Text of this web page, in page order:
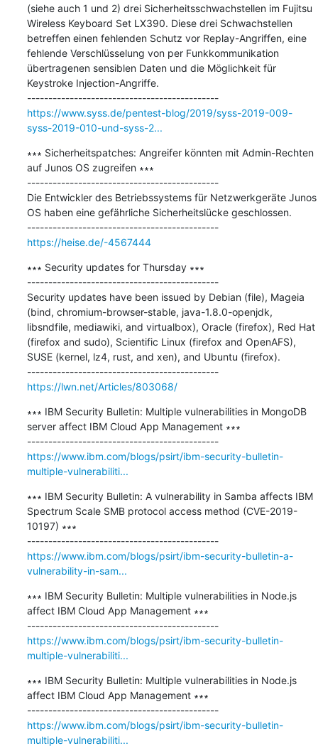
(siehe auch 1 und 2) drei Sicherheitsschwachstellen im Fujitsu
Wireless Keyboard Set LX390. Diese drei Schwachstellen
betreffen einen fehlenden Schutz vor Replay-Angriffen, eine
fehlende Verschlüsselung von per Funkkommunikation
übertragenen sensiblen Daten und die Möglichkeit für
Keystroke Injection-Angriffe.
---------------------------------------------
https://www.syss.de/pentest-blog/2019/syss-2019-009-
syss-2019-010-und-syss-2...
∗∗∗ Sicherheitspatches: Angreifer könnten mit Admin-Rechten
auf Junos OS zugreifen ∗∗∗
---------------------------------------------
Die Entwickler des Betriebssystems für Netzwerkgeräte Junos
OS haben eine gefährliche Sicherheitslücke geschlossen.
---------------------------------------------
https://heise.de/-4567444
∗∗∗ Security updates for Thursday ∗∗∗
---------------------------------------------
Security updates have been issued by Debian (file), Mageia
(bind, chromium-browser-stable, java-1.8.0-openjdk,
libsndfile, mediawiki, and virtualbox), Oracle (firefox), Red Hat
(firefox and sudo), Scientific Linux (firefox and OpenAFS),
SUSE (kernel, lz4, rust, and xen), and Ubuntu (firefox).
---------------------------------------------
https://lwn.net/Articles/803068/
∗∗∗ IBM Security Bulletin: Multiple vulnerabilities in MongoDB
server affect IBM Cloud App Management ∗∗∗
---------------------------------------------
https://www.ibm.com/blogs/psirt/ibm-security-bulletin-
multiple-vulnerabiliti...
∗∗∗ IBM Security Bulletin: A vulnerability in Samba affects IBM
Spectrum Scale SMB protocol access method (CVE-2019-
10197) ∗∗∗
---------------------------------------------
https://www.ibm.com/blogs/psirt/ibm-security-bulletin-a-
vulnerability-in-sam...
∗∗∗ IBM Security Bulletin: Multiple vulnerabilities in Node.js
affect IBM Cloud App Management ∗∗∗
---------------------------------------------
https://www.ibm.com/blogs/psirt/ibm-security-bulletin-
multiple-vulnerabiliti...
∗∗∗ IBM Security Bulletin: Multiple vulnerabilities in Node.js
affect IBM Cloud App Management ∗∗∗
---------------------------------------------
https://www.ibm.com/blogs/psirt/ibm-security-bulletin-
multiple-vulnerabiliti...